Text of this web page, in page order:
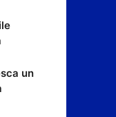
un